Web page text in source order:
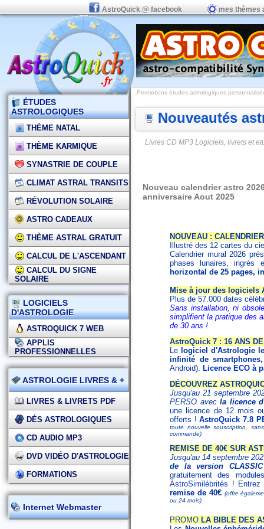
AstroQuick @ facebook mes thèmes
ÉTUDES
ASTROLOGIQUES
THÈME NATAL
THÈME KARMIQUE
SYNASTRIE DE COUPLE
CLIMAT ASTRAL TRANSITS
RÉVOLUTION SOLAIRE
ASTRO CADEAUX
THÈME ASTRAL GRATUIT
CALCUL DE L'ASCENDANT
CALCUL DU SIGNE
SOLAIRE
LOGICIELS
D'ASTROLOGIE
ASTROQUICK 7 WEB
APPLIS
PROFESSIONNELLES
ASTROLOGIE LIVRES & +
LIVRES & LIVRETS PDF
DÉS ASTROLOGIQUES
CD AUDIO MP3
DVD VIDÉO D'ASTROLOGIE
FORMATIONS
Internet Webmaster
Promotions études astrologiques
Nouveautés
Livres CD MP3 Logiciels, livrets et
Nouveau calendrier astro
anniversaire Aout 2025
NOUVEAU :
Illustré des 12 cartes du
Calendrier mural 2026
phases lunaires, ingrès
horizontal de 25 pages,
Mise à jour des logiciels
Plus de 57.000 dates
Sans installation, ni
simplifient la pratique des
de 30 ans !
AstroQuick 7 : 16 ANS
Le logiciel d'Astrologie
infinité de
Android). Licence ECO à
DÉCOUVREZ
Jusqu'au 21 septembre
PERSO avec la licence
une licence de 12 mois
offerts !AstroQuick 7.8
toute nouvelle souscription,
commande)
REMISE DE 40€ SUR
Jusqu'au 14 septembre
de la version CLASSIC
gratuitement des
AstroSimilébrités !
remise de 40€ (offre
ou 24 mois)
PROMO LA BIBLE DES